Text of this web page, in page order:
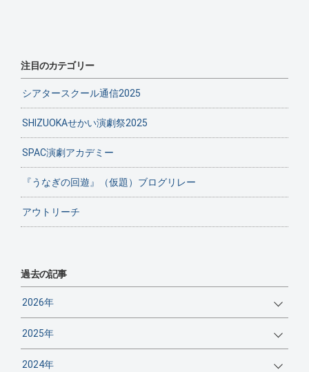
注目のカテゴリー
シアタースクール通信2025
SHIZUOKAせかい演劇祭2025
SPAC演劇アカデミー
『うなぎの回遊』（仮題）ブログリレー
アウトリーチ
過去の記事
2026年
2025年
2024年